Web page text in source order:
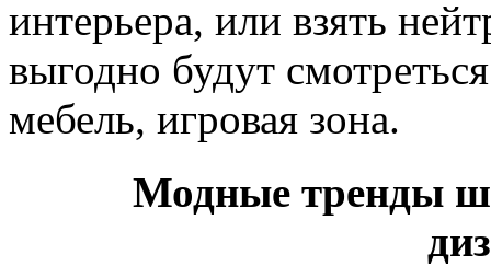
интерьера, или взять
выгодно будут
мебель, игровая зона.
Модные тренды